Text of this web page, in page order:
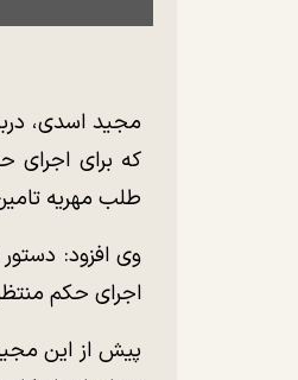
مجید اسدی،
که برای
طلب مهریه
وی افزود:
اجرای حکم
پیش از این